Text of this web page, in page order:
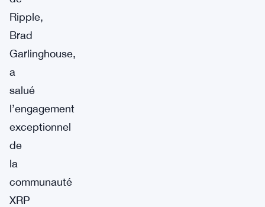
Ripple,
Brad
Garlinghouse,
a
salué
l’engagement
exceptionnel
de
la
communauté
XRP